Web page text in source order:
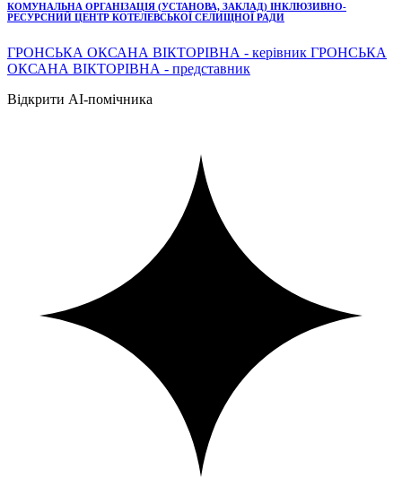
КОМУНАЛЬНА ОРГАНІЗАЦІЯ (УСТАНОВА, ЗАКЛАД) ІНКЛЮЗИВНО-
РЕСУРСНИЙ ЦЕНТР КОТЕЛЕВСЬКОЇ СЕЛИЩНОЇ РАДИ
ГРОНСЬКА ОКСАНА ВІКТОРІВНА - керівник ГРОНСЬКА
ОКСАНА ВІКТОРІВНА - представник
Відкрити AI-помічника